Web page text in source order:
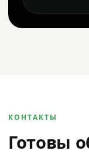
КОНТАКТЫ
Готовы